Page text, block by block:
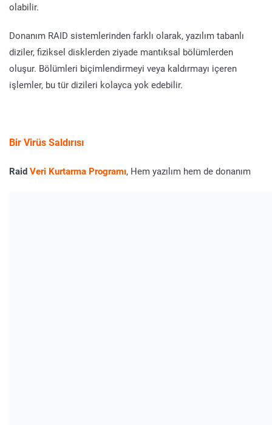
olabilir.
Donanım RAID sistemlerinden farklı olarak, yazılım tabanlı
diziler, fiziksel disklerden ziyade mantıksal bölümlerden
oluşur. Bölümleri biçimlendirmeyi veya kaldırmayı içeren
işlemler, bu tür dizileri kolayca yok edebilir.
Bir Virüs Saldırısı
Raid Veri Kurtarma Programı, Hem yazılım hem de donanım